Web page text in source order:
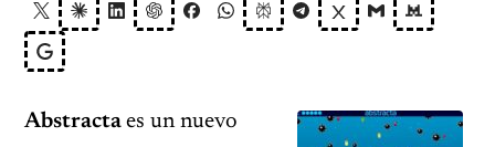
Abstracta es un nuevo